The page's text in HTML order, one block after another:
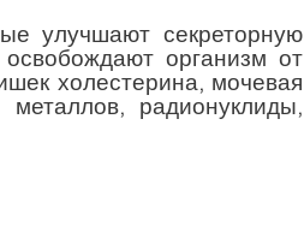
улучшают секреторную
организм от
холестерина, мочевая
радионуклиды,